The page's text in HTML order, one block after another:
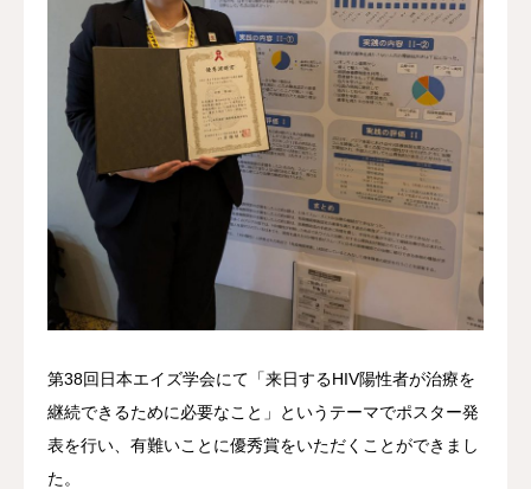
第38回日本エイズ学会にて「来日するHIV陽性者が治療を
継続できるために必要なこと」というテーマでポスター発
表を行い、有難いことに優秀賞をいただくことができまし
た。